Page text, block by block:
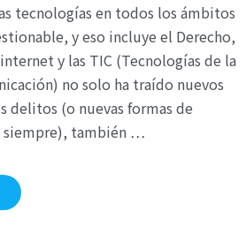
tecnologías en todos los ámbitos
y eso incluye el Derecho,
y las TIC (Tecnologías de la
no solo ha traído nuevos
delitos (o nuevas formas de
también …